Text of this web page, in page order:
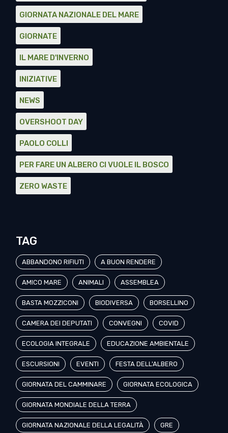
GIORNATA NAZIONALE DEL MARE
GIORNATE
IL MARE D'INVERNO
INIZIATIVE
NEWS
OVERSHOOT DAY
PAOLO COLLI
PER FARE UN ALBERO CI VUOLE IL BOSCO
ZERO WASTE
TAG
ABBANDONO RIFIUTI A BUON RENDERE
AMICO MARE ANIMALI ASSEMBLEA
BASTA MOZZICONI BIODIVERSA BORSELLINO
CAMERA DEI DEPUTATI CONVEGNI COVID
ECOLOGIA INTEGRALE EDUCAZIONE AMBIENTALE
ESCURSIONI EVENTI FESTA DELL'ALBERO
GIORNATA DEL CAMMINARE GIORNATA ECOLOGICA
GIORNATA MONDIALE DELLA TERRA
GIORNATA NAZIONALE DELLA LEGALITÀ GRE